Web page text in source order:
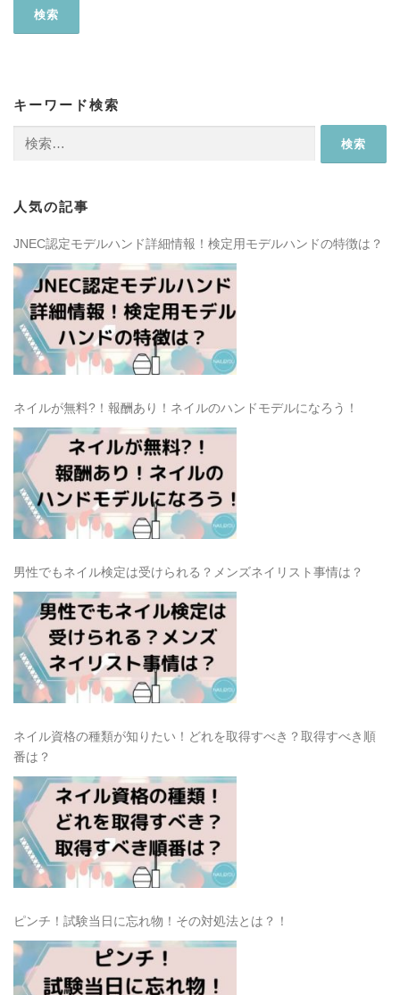
キーワード検索
索:
人気の記事
JNEC認定モデルハンド詳細情報！検定用モデルハンドの特徴は？
ネイルが無料?！報酬あり！ネイルのハンドモデルになろう！
男性でもネイル検定は受けられる？メンズネイリスト事情は？
ネイル資格の種類が知りたい！どれを取得すべき？取得すべき順
番は？
ピンチ！試験当日に忘れ物！その対処法とは？！